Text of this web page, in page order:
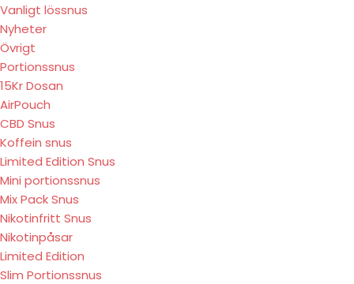
Vanligt lössnus
Nyheter
Övrigt
Portionssnus
15Kr Dosan
AirPouch
CBD Snus
Koffein snus
Limited Edition Snus
Mini portionssnus
Mix Pack Snus
Nikotinfritt Snus
Nikotinpåsar
Limited Edition
Slim Portionssnus